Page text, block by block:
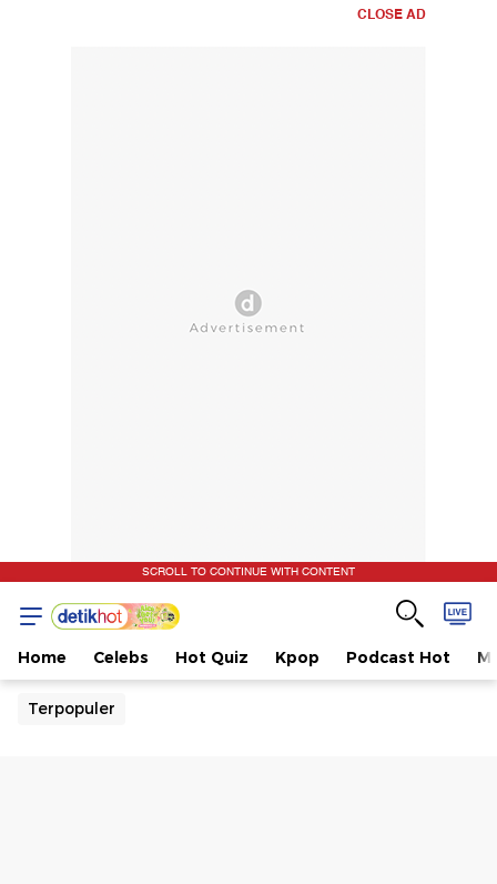
CLOSE AD
SCROLL TO CONTINUE WITH CONTENT
Home Celebs Hot Quiz Kpop Podcast Hot
Terpopuler